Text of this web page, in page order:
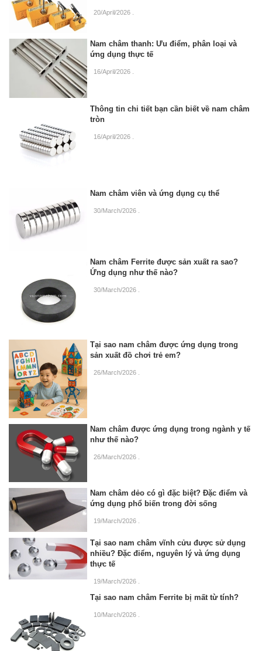
20/April/2026
Nam châm thanh: Ưu điểm, phân loại và
ứng dụng thực tế
16/April/2026
Thông tin chi tiết bạn cần biết về nam châm
tròn
16/April/2026
Nam châm viên và ứng dụng cụ thể
30/March/2026
Nam châm Ferrite được sản xuất ra sao?
Ứng dụng như thế nào?
30/March/2026
Tại sao nam châm được ứng dụng trong
sản xuất đồ chơi trẻ em?
26/March/2026
Nam châm được ứng dụng trong ngành y tế
như thế nào?
26/March/2026 .
Nam châm dẻo có gì đặc biệt? Đặc điểm và
ứng dụng phổ biến trong đời sống
19/March/2026 .
Tại sao nam châm vĩnh cửu được sử dụng
nhiều? Đặc điểm, nguyên lý và ứng dụng
thực tế
19/March/2026 .
Tại sao nam châm Ferrite bị mất từ tính?
10/March/2026 .